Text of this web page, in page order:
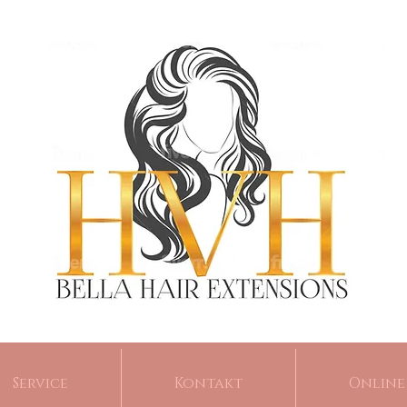
Service Kontakt Online